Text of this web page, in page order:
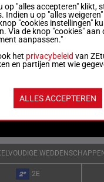
7p 0p 8p 5p 6p 8p 0p
paarden
2E
op "alles accepteren" klikt,
Indien u op "alles
"cookies instellingen"
Via de knop "cookies"
aanpassen."
het privacybeleid van
en partijen met wie
ALLES ACCEPTEREN